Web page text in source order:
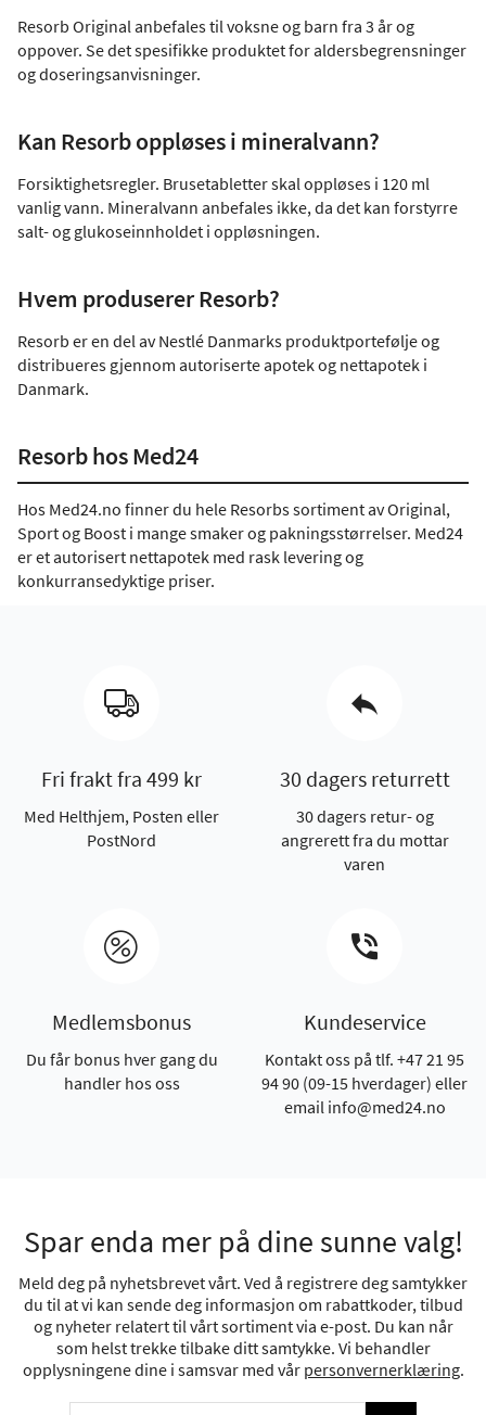
Resorb Original anbefales til voksne og barn fra 3 år og
oppover. Se det spesifikke produktet for aldersbegrensninger
og doseringsanvisninger.
Kan Resorb oppløses i mineralvann?
Forsiktighetsregler. Brusetabletter skal oppløses i 120 ml
vanlig vann. Mineralvann anbefales ikke, da det kan forstyrre
salt- og glukoseinnholdet i oppløsningen.
Hvem produserer Resorb?
Resorb er en del av Nestlé Danmarks produktportefølje og
distribueres gjennom autoriserte apotek og nettapotek i
Danmark.
Resorb hos Med24
Hos Med24.no finner du hele Resorbs sortiment av Original,
Sport og Boost i mange smaker og pakningsstørrelser. Med24
er et autorisert nettapotek med rask levering og
konkurransedyktige priser.
Fri frakt fra 499 kr
Med Helthjem, Posten eller
PostNord
30 dagers returrett
30 dagers retur- og
angrerett fra du mottar
varen
Medlemsbonus
Du får bonus hver gang du
handler hos oss
Kundeservice
Kontakt oss på tlf. +47 21 95
94 90 (09-15 hverdager) eller
email info@med24.no
Spar enda mer på dine sunne valg!
Meld deg på nyhetsbrevet vårt. Ved å registrere deg samtykker
du til at vi kan sende deg informasjon om rabattkoder, tilbud
og nyheter relatert til vårt sortiment via e-post. Du kan når
som helst trekke tilbake ditt samtykke. Vi behandler
opplysningene dine i samsvar med vår personvernerklæring.